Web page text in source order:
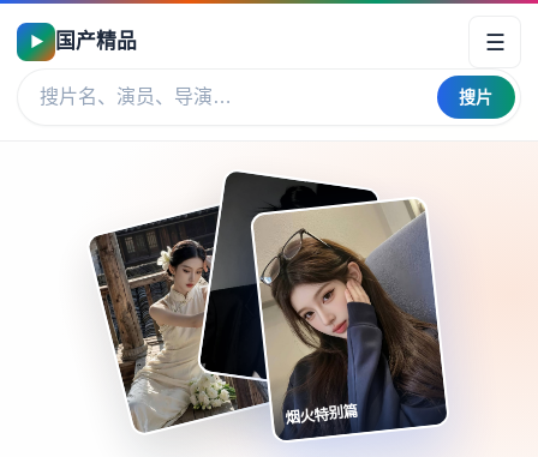
▶ 国产精品
搜片
☰
烟火特别篇